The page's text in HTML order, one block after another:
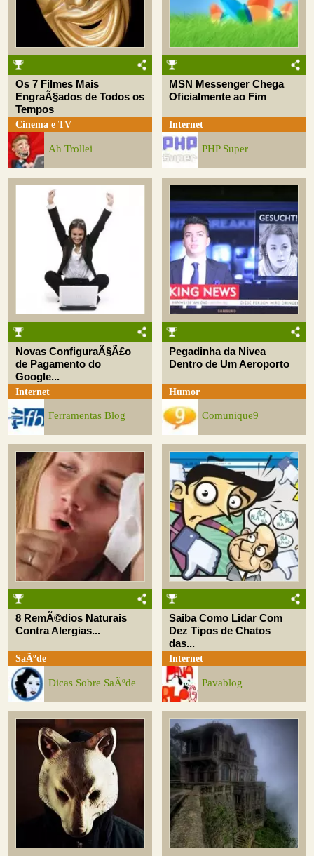
Os 7 Filmes Mais
EngraÃ§ados de Todos os
Tempos
Cinema e TV
Ah Trollei
MSN Messenger Chega
Oficialmente ao Fim
Internet
PHP Super
Novas ConfiguraÃ§Ã£o
de Pagamento do
Google...
Internet
Ferramentas Blog
Pegadinha da Nivea
Dentro de Um Aeroporto
Humor
Comunique9
8 RemÃ©dios Naturais
Contra Alergias...
SaÃºde
Dicas Sobre SaÃºde
Saiba Como Lidar Com
Dez Tipos de Chatos
das...
Internet
Pavablog